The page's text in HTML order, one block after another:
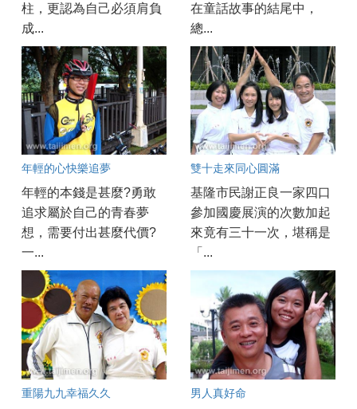
柱，更認為自己必須肩負
成...
在童話故事的結尾中，
總...
年輕的心快樂追夢
年輕的本錢是甚麼?勇敢
追求屬於自己的青春夢
想，需要付出甚麼代價?
一...
雙十走來同心圓滿
基隆市民謝正良一家四口
參加國慶展演的次數加起
來竟有三十一次，堪稱是
「...
重陽九九幸福久久 男人真好命